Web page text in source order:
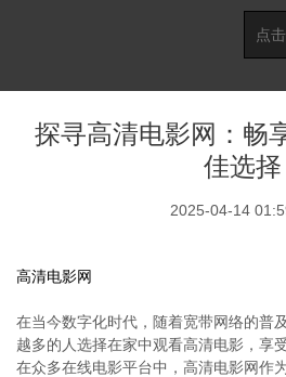
探寻高清电影网：畅
佳选择
2025-04-14
高清电影网
在当今数字化时代，随着宽带网络的普
越多的人选择在家中观看高清电影，享
在众多在线电影平台中，高清电影网作